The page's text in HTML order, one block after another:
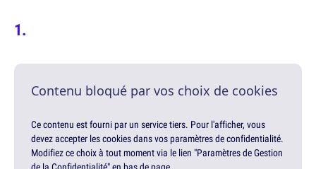
Contenu bloqué par vos choix de cookies
Ce contenu est fourni par un service tiers. Pour l'afficher, vous
devez accepter les cookies dans vos paramètres de confidentialité.
Modifiez ce choix à tout moment via le lien "Paramètres de Gestion